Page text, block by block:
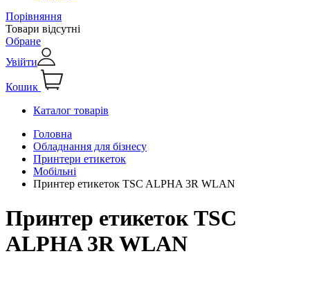
Порівняння
Товари відсутні
Обране
Увійти
Кошик
Каталог товарів
Головна
Обладнання для бізнесу
Принтери етикеток
Мобільні
Принтер етикеток TSC ALPHA 3R WLAN
Принтер етикеток TSC
ALPHA 3R WLAN